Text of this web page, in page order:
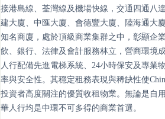
接港島線、荃灣線及機場快線，交通四通八
建大廈、中匯大廈、會德豐大廈、陸海通大
知名商廈，處於頂級商業集群之中，彰顯企
飲、銀行、法律及會計服務林立，營商環境
人行配備先進電梯系統、24小時保安及專業
率與安全性。其穩定租務表現與稀缺性使
投資者高度關注的優質收租物業。無論是自
華人行均是中環不可多得的商業首選。